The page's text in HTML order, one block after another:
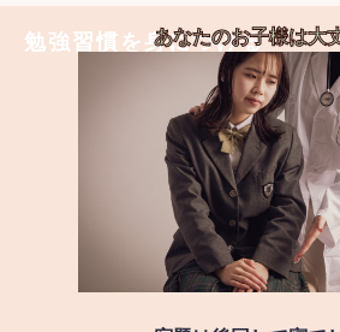
勉強習慣を身につける
あなたのお子様は大